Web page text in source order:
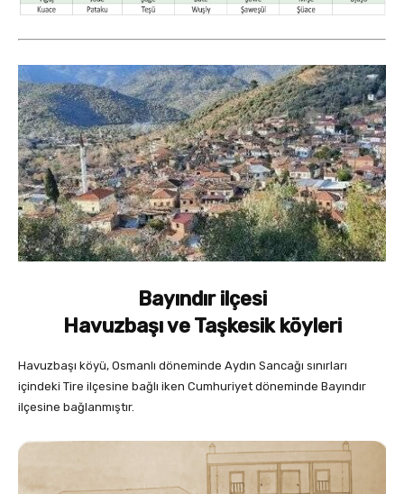
Bayındır ilçesi
Havuzbaşı ve Taşkesik köyleri
Havuzbaşı köyü, Osmanlı döneminde Aydın Sancağı sınırları
içindeki Tire ilçesine bağlı iken Cumhuriyet döneminde Bayındır
ilçesine bağlanmıştır.